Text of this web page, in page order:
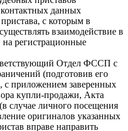
данных
с которым в
взаимодействие в
на регистрационные
Отдел ФССП с
(подготовив его
с приложением заверенных
купли-продажи, Акта
случае личного посещения
оригиналов указанных
вправе направить